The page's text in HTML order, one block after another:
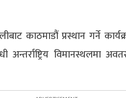
काठमाडौं प्रस्थान गर्ने
अन्तर्राष्ट्रिय विमानस्थलमा